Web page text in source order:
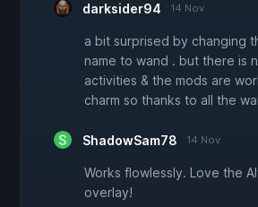
darksider94 14 Nov
a bit surprised by changing
name to wand . but there is
activities & the mods are
charm so thanks to all the
ShadowSam78 14 Nov
Works flowlessly. Love the
overlay!